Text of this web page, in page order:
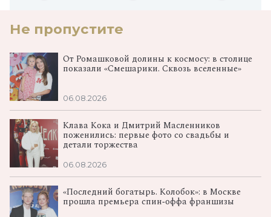
Не пропустите
От Ромашковой долины к космосу: в столице
показали «Смешарики. Сквозь вселенные»
06.08.2026
Клава Кока и Дмитрий Масленников
поженились: первые фото со свадьбы и
детали торжества
06.08.2026
«Последний богатырь. Колобок»: в Москве
прошла премьера спин‑оффа франшизы